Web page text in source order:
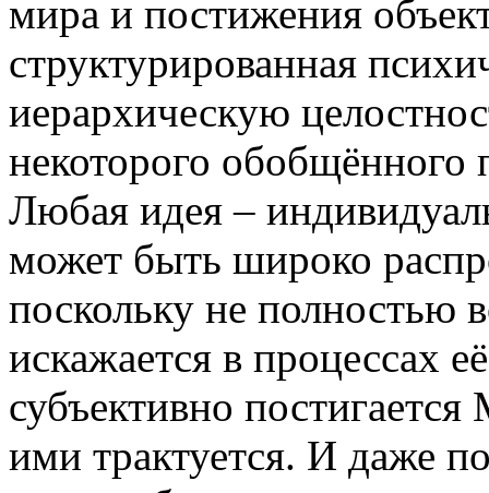
мира и постижения
структурированная
иерархическую
некоторого обобщённого
Любая идея –
может быть широко
поскольку не полностью
искажается в процессах
субъективно
ими трактуется. И даже